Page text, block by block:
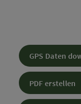
GPS Daten
PDF erstellen